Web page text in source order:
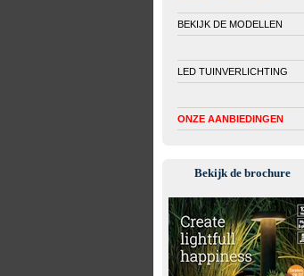
BEKIJK DE MODELLEN
LED TUINVERLICHTING
ONZE AANBIEDINGEN
Bekijk de brochure